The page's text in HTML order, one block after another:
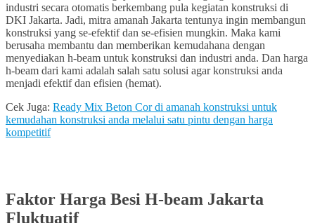
industri secara otomatis berkembang pula kegiatan konstruksi di
DKI Jakarta. Jadi, mitra amanah Jakarta tentunya ingin membangun
konstruksi yang se-efektif dan se-efisien mungkin. Maka kami
berusaha membantu dan memberikan kemudahana dengan
menyediakan h-beam untuk konstruksi dan industri anda. Dan harga
h-beam dari kami adalah salah satu solusi agar konstruksi anda
menjadi efektif dan efisien (hemat).
Cek Juga: Ready Mix Beton Cor di amanah konstruksi untuk
kemudahan konstruksi anda melalui satu pintu dengan harga
kompetitif
Faktor Harga Besi H-beam Jakarta
Fluktuatif